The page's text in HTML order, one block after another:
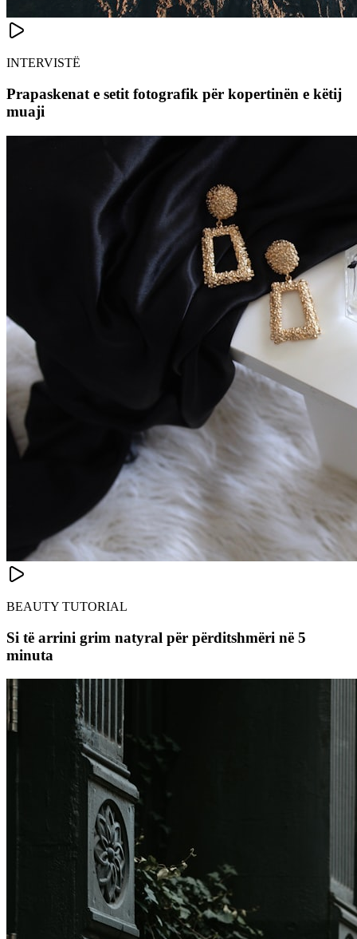
INTERVISTË
Prapaskenat e setit fotografik për kopertinën e këtij
muaji
BEAUTY TUTORIAL
Si të arrini grim natyral për përditshmëri në 5
minuta